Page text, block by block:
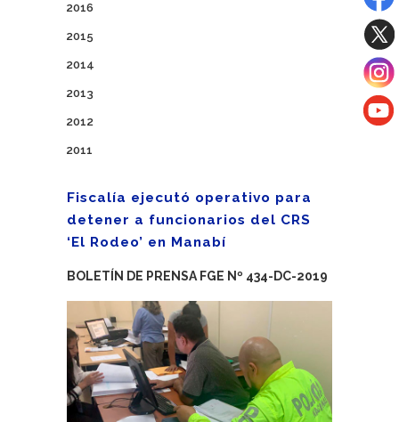
2016
2015
2014
2013
2012
2011
Fiscalía ejecutó operativo para
detener a funcionarios del CRS
‘El Rodeo’ en Manabí
BOLETÍN DE PRENSA FGE Nº 434-DC-2019